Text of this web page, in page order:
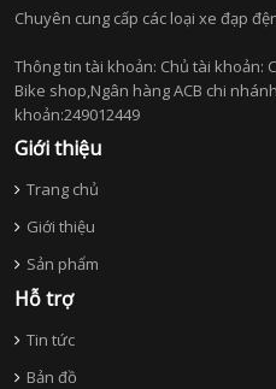
Chuyên cung cấp các loại xe đạp
Thông tin tài khoản: Chủ tài khoản:
Bike shop,Ngân hàng ACB chi
khoản:249012449
Giới thiệu
Trang chủ
Giới thiệu
Sản phẩm
Hỗ trợ
Tin tức
Bản đồ